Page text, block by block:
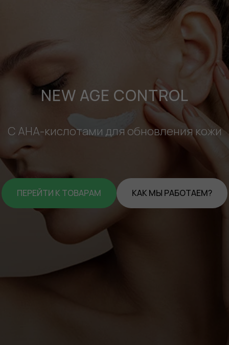
NEW AGE CONTROL
С АНА-кислотами для обновления кожи
ПЕРЕЙТИ К ТОВАРАМ КАК МЫ РАБОТАЕМ?